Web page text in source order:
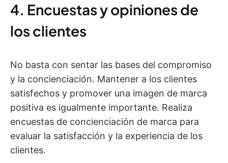
4. Encuestas y opiniones de
los clientes
No basta con sentar las bases del compromiso
y la concienciación. Mantener a los clientes
satisfechos y promover una imagen de marca
positiva es igualmente importante. Realiza
encuestas de concienciación de marca para
evaluar la satisfacción y la experiencia de los
clientes.